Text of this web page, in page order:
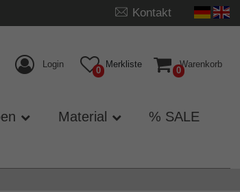
Kontakt
Login
0
Merkliste
0
Warenkorb
Material % SALE